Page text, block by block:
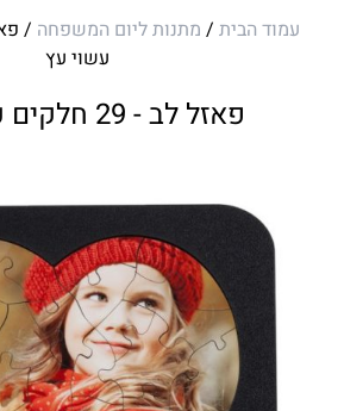
עמוד הבית/מתנות ליום המשפחה
עשוי עץ
פאזל לב - 29 חלקים עשוי עץ